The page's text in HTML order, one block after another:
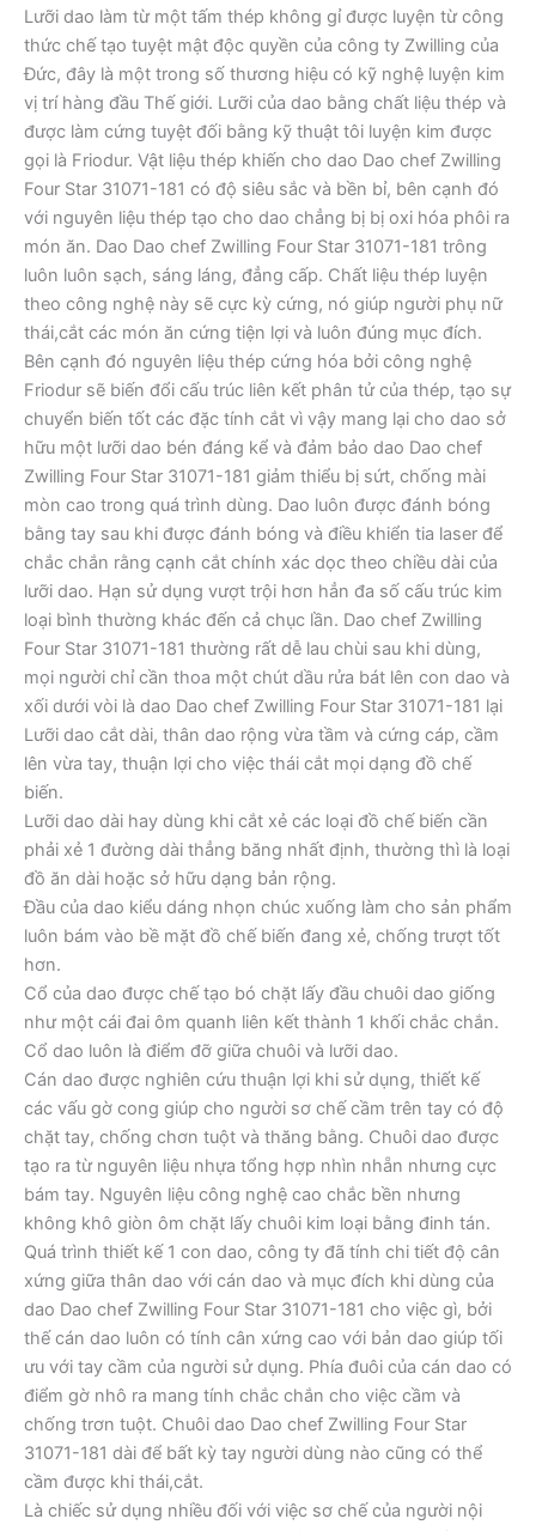
Lưỡi dao làm từ một tấm thép không gỉ được luyện từ công
thức chế tạo tuyệt mật độc quyền của công ty Zwilling của
Đức, đây là một trong số thương hiệu có kỹ nghệ luyện kim
vị trí hàng đầu Thế giới. Lưỡi của dao bằng chất liệu thép và
được làm cứng tuyệt đối bằng kỹ thuật tôi luyện kim được
gọi là Friodur. Vật liệu thép khiến cho dao Dao chef Zwilling
Four Star 31071-181 có độ siêu sắc và bền bỉ, bên cạnh đó
với nguyên liệu thép tạo cho dao chẳng bị bị oxi hóa phôi ra
món ăn. Dao Dao chef Zwilling Four Star 31071-181 trông
luôn luôn sạch, sáng láng, đẳng cấp. Chất liệu thép luyện
theo công nghệ này sẽ cực kỳ cứng, nó giúp người phụ nữ
thái,cắt các món ăn cứng tiện lợi và luôn đúng mục đích.
Bên cạnh đó nguyên liệu thép cứng hóa bởi công nghệ
Friodur sẽ biến đổi cấu trúc liên kết phân tử của thép, tạo sự
chuyển biến tốt các đặc tính cắt vì vậy mang lại cho dao sở
hữu một lưỡi dao bén đáng kể và đảm bảo dao Dao chef
Zwilling Four Star 31071-181 giảm thiểu bị sứt, chống mài
mòn cao trong quá trình dùng. Dao luôn được đánh bóng
bằng tay sau khi được đánh bóng và điều khiển tia laser để
chắc chắn rằng cạnh cắt chính xác dọc theo chiều dài của
lưỡi dao. Hạn sử dụng vượt trội hơn hẳn đa số cấu trúc kim
loại bình thường khác đến cả chục lần. Dao chef Zwilling
Four Star 31071-181 thường rất dễ lau chùi sau khi dùng,
mọi người chỉ cần thoa một chút dầu rửa bát lên con dao và
xối dưới vòi là dao Dao chef Zwilling Four Star 31071-181 lại
Lưỡi dao cắt dài, thân dao rộng vừa tầm và cứng cáp, cầm
lên vừa tay, thuận lợi cho việc thái cắt mọi dạng đồ chế
biến.
Lưỡi dao dài hay dùng khi cắt xẻ các loại đồ chế biến cần
phải xẻ 1 đường dài thẳng băng nhất định, thường thì là loại
đồ ăn dài hoặc sở hữu dạng bản rộng.
Đầu của dao kiểu dáng nhọn chúc xuống làm cho sản phẩm
luôn bám vào bề mặt đồ chế biến đang xẻ, chống trượt tốt
hơn.
Cổ của dao được chế tạo bó chặt lấy đầu chuôi dao giống
như một cái đai ôm quanh liên kết thành 1 khối chắc chắn.
Cổ dao luôn là điểm đỡ giữa chuôi và lưỡi dao.
Cán dao được nghiên cứu thuận lợi khi sử dụng, thiết kế
các vấu gờ cong giúp cho người sơ chế cầm trên tay có độ
chặt tay, chống chơn tuột và thăng bằng. Chuôi dao được
tạo ra từ nguyên liệu nhựa tổng hợp nhìn nhẵn nhưng cực
bám tay. Nguyên liệu công nghệ cao chắc bền nhưng
không khô giòn ôm chặt lấy chuôi kim loại bằng đinh tán.
Quá trình thiết kế 1 con dao, công ty đã tính chi tiết độ cân
xứng giữa thân dao với cán dao và mục đích khi dùng của
dao Dao chef Zwilling Four Star 31071-181 cho việc gì, bởi
thế cán dao luôn có tính cân xứng cao với bản dao giúp tối
ưu với tay cầm của người sử dụng. Phía đuôi của cán dao có
điểm gờ nhô ra mang tính chắc chắn cho việc cầm và
chống trơn tuột. Chuôi dao Dao chef Zwilling Four Star
31071-181 dài để bất kỳ tay người dùng nào cũng có thể
cầm được khi thái,cắt.
Là chiếc sử dụng nhiều đối với việc sơ chế của người nội